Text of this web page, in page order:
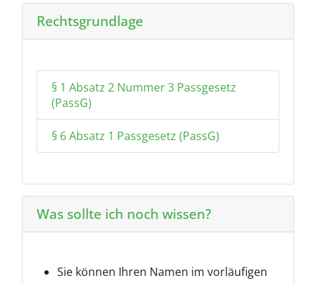
Rechtsgrundlage
§ 1 Absatz 2 Nummer 3 Passgesetz
(PassG)
§ 6 Absatz 1 Passgesetz (PassG)
Was sollte ich noch wissen?
Sie können Ihren Namen im vorläufigen